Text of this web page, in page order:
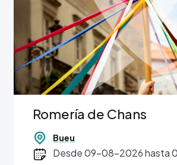
Romería de Chans
Bueu
Desde 09-08-2026 hasta